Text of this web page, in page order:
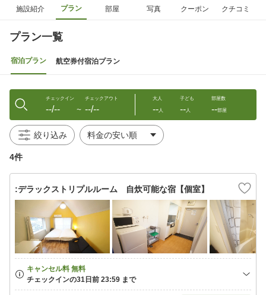
施設紹介 プラン 部屋 写真 クーポン クチコミ
プラン一覧
宿泊プラン 航空券付宿泊プラン
チェックイン
--/-- 〜
チェックアウト
--/--
大人
--人
子ども
--人
部屋数
--部屋
絞り込み
4件
:デラックストリプルルーム 自炊可能な宿【個室】